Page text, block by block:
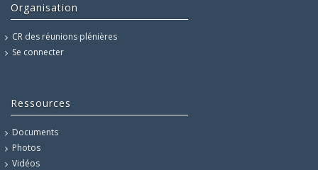
Organisation
CR des réunions plénières
Se connecter
Ressources
Documents
Photos
Vidéos